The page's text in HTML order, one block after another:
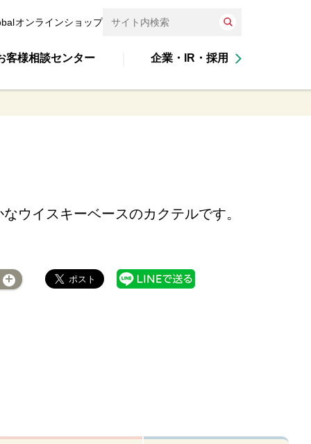
オンラインショップ
客様相談センター 企業・IR・採用
ウイスキーベースのカクテルです。